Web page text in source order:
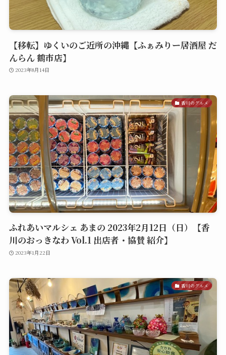
【移転】ゆくいのご近所の沖縄【ふぁみりー居酒屋 だ
んらん 鶴市店】
2023年8月14日
香川のグルメ
ふれあいマルシェ あまの 2023年2月12日（日）【香
川のおっきなわ Vol.1 出店者・協賛 紹介】
2023年1月22日
香川のグルメ